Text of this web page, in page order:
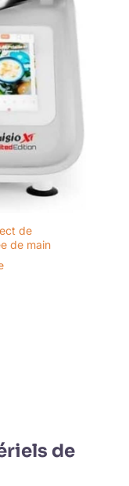
de
de main
de